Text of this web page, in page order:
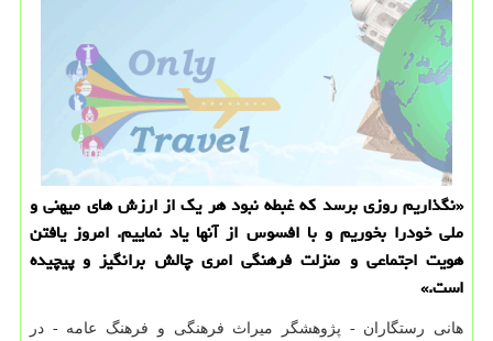
«نگذاریم روزی برسد که غبطه نبود هر یک از ارزش های میهنی و
ملی خودرا بخوریم و با افسوس از آنها یاد نماییم. امروز یافتن
هویت اجتماعی و منزلت فرهنگی امری چالش برانگیز و پیچیده
است.»
هانی رستگاران - پژوهشگر میراث فرهنگی و فرهنگ عامه - در